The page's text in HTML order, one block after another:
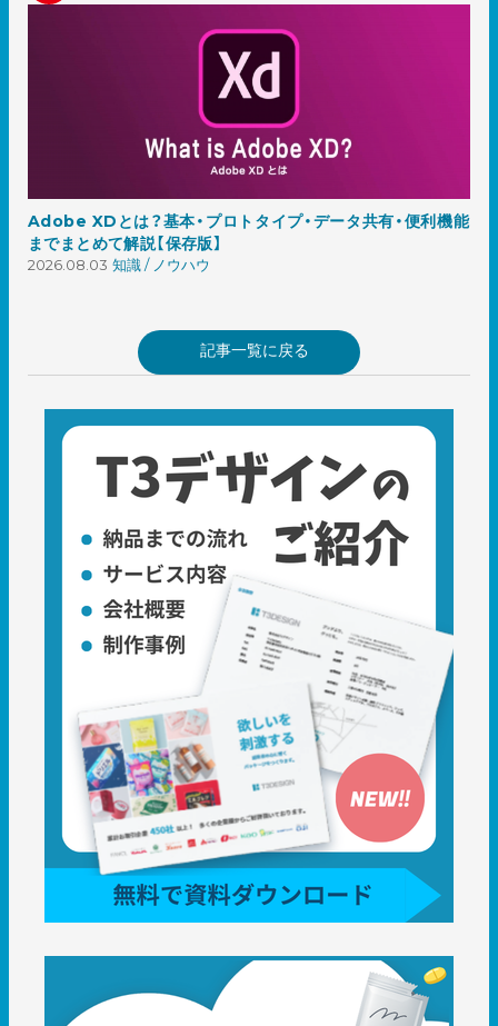
Adobe XDとは？基本・プロトタイプ・データ共有・便利機能
までまとめて解説【保存版】
2026.08.03 知識 / ノウハウ
記事一覧に戻る